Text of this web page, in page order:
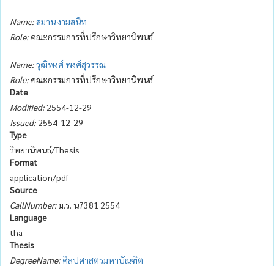
Name:สมาน งามสนิท
Role: คณะกรรมการที่ปรึกษาวิทยานิพนธ์
Name:วุฒิพงศ์ พงศ์สุวรรณ
Role: คณะกรรมการที่ปรึกษาวิทยานิพนธ์
Date
Modified: 2554-12-29
Issued: 2554-12-29
Type
วิทยานิพนธ์/Thesis
Format
application/pdf
Source
CallNumber:ม.ร. น7381 2554
Language
tha
Thesis
DegreeName: ศิลปศาสตรมหาบัณฑิต